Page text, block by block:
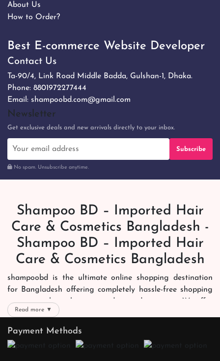
About Us
How to Order?
Best E-commerce Website Developer
Contact Us
Ta-90/4, Link Road Middle Badda, Gulshan-1, Dhaka.
Phone: 8801972277444
Email: shampoobd.com@gmail.com
Newsletter
Get exclusive deals and new arrivals directly to your inbox.
Subscribe
No spam. Unsubscribe anytime.
Shampoo BD – Imported Hair
Care & Cosmetics Bangladesh -
Shampoo BD – Imported Hair
Care & Cosmetics Bangladesh
shampoobd is the ultimate online shopping destination
for Bangladesh offering completely hassle-free shopping
experience through secure and trusted gateways. We offer
you trendy and reliable shopping with all your preferred
brands and more. Now shopping is easier, quicker and
always joyous. We help you mark the exact choice here.
Read more ▼
Payment Methods